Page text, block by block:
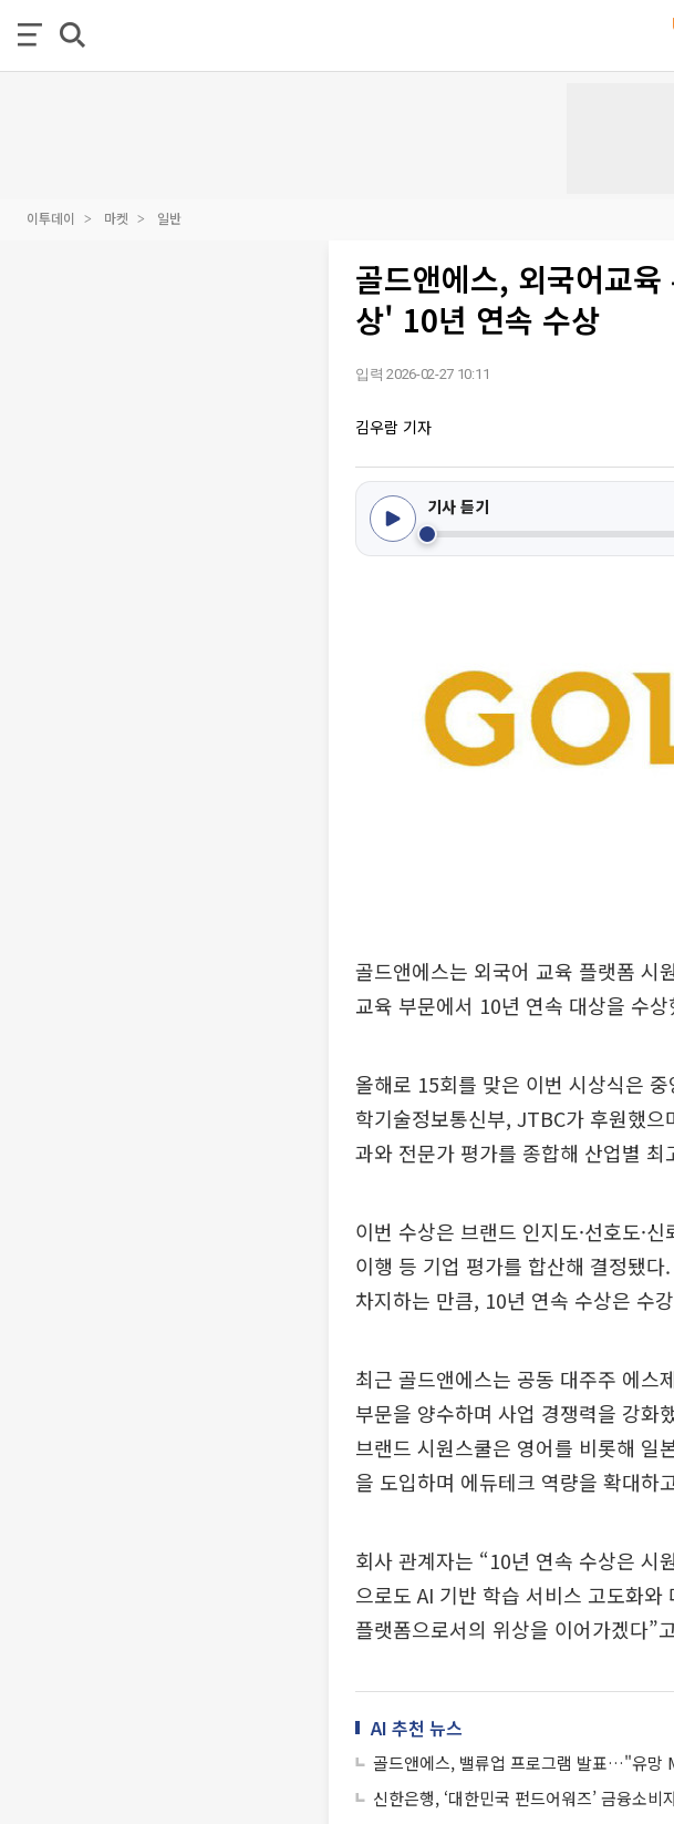
이투데이 마켓 일반
골드앤에스, 외국어교
상' 10년 연속 수상
입력 2026-02-27 10:11
김우람 기자
기사 듣기
골드앤에스는 외국어 교육 플랫폼 시
교육 부문에서 10년 연속 대상을 수
올해로 15회를 맞은 이번 시상식은
학기술정보통신부, JTBC가 후원했
과와 전문가 평가를 종합해 산업별 최
이번 수상은 브랜드 인지도·선호도·
이행 등 기업 평가를 합산해 결정됐
차지하는 만큼, 10년 연속 수상은 수
최근 골드앤에스는 공동 대주주 에스
부문을 양수하며 사업 경쟁력을 강화
브랜드 시원스쿨은 영어를 비롯해 일
을 도입하며 에듀테크 역량을 확대하
회사 관계자는 “10년 연속 수상은 시
으로도 AI 기반 학습 서비스 고도화
플랫폼으로서의 위상을 이어가겠다”
AI 추천 뉴스
골드앤에스, 밸류업 프로그램 발표…"유망
신한은행, ‘대한민국 펀드어워즈’ 금융소